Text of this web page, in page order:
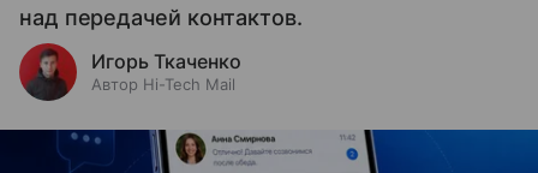
над передачей контактов.
Игорь Ткаченко
Автор Hi-Tech Mail